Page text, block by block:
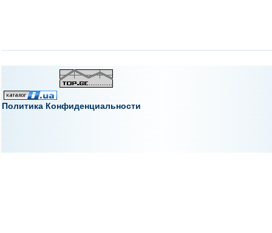
Политика Конфиденциальности